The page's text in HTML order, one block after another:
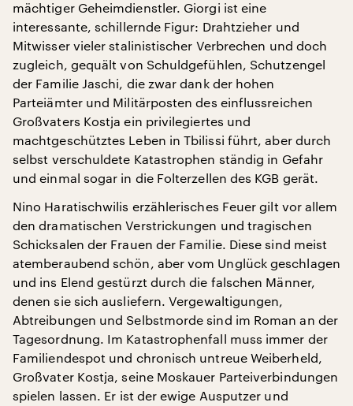
mächtiger Geheimdienstler. Giorgi ist eine
interessante, schillernde Figur: Drahtzieher und
Mitwisser vieler stalinistischer Verbrechen und doch
zugleich, gequält von Schuldgefühlen, Schutzengel
der Familie Jaschi, die zwar dank der hohen
Parteiämter und Militärposten des einflussreichen
Großvaters Kostja ein privilegiertes und
machtgeschütztes Leben in Tbilissi führt, aber durch
selbst verschuldete Katastrophen ständig in Gefahr
und einmal sogar in die Folterzellen des KGB gerät.
Nino Haratischwilis erzählerisches Feuer gilt vor allem
den dramatischen Verstrickungen und tragischen
Schicksalen der Frauen der Familie. Diese sind meist
atemberaubend schön, aber vom Unglück geschlagen
und ins Elend gestürzt durch die falschen Männer,
denen sie sich ausliefern. Vergewaltigungen,
Abtreibungen und Selbstmorde sind im Roman an der
Tagesordnung. Im Katastrophenfall muss immer der
Familiendespot und chronisch untreue Weiberheld,
Großvater Kostja, seine Moskauer Parteiverbindungen
spielen lassen. Er ist der ewige Ausputzer und